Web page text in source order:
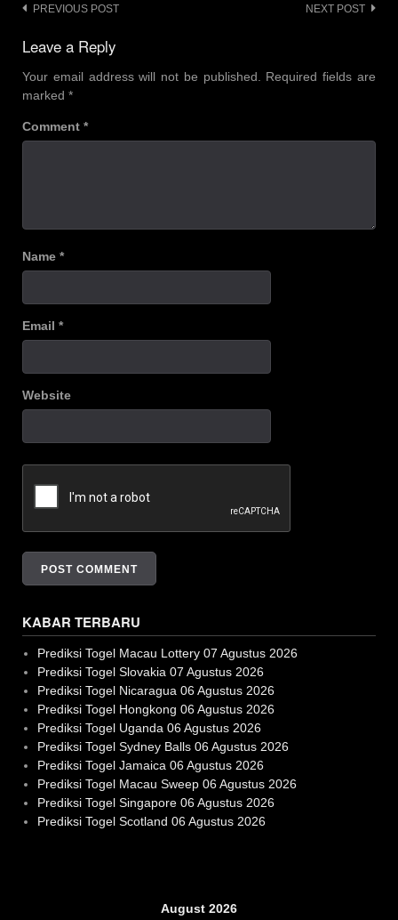
Post
navigation
PREVIOUS POST NEXT POST
Leave a Reply
Your email address will not be published.
Required fields are
marked *
Comment *
Name *
Email *
Website
KABAR TERBARU
Prediksi Togel Macau Lottery 07 Agustus 2026
Prediksi Togel Slovakia 07 Agustus 2026
Prediksi Togel Nicaragua 06 Agustus 2026
Prediksi Togel Hongkong 06 Agustus 2026
Prediksi Togel Uganda 06 Agustus 2026
Prediksi Togel Sydney Balls 06 Agustus 2026
Prediksi Togel Jamaica 06 Agustus 2026
Prediksi Togel Macau Sweep 06 Agustus 2026
Prediksi Togel Singapore 06 Agustus 2026
Prediksi Togel Scotland 06 Agustus 2026
August 2026